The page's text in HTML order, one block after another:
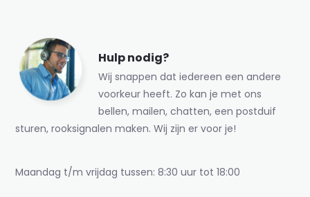
Hulp nodig?
Wij snappen dat iedereen een andere
voorkeur heeft. Zo kan je met ons
bellen, mailen, chatten, een postduif
sturen, rooksignalen maken. Wij zijn er voor je!
Maandag t/m vrijdag tussen: 8:30 uur tot 18:00